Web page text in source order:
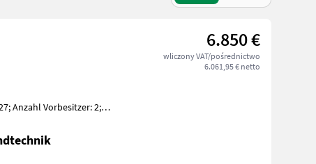
6.850 €
wliczony VAT/pośrednictwo
6.061,95 € netto
Anzahl Vorbesitzer: 2;